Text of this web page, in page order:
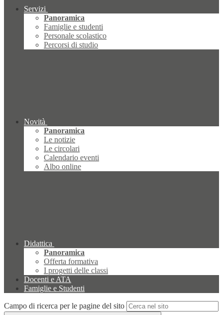
Servizi
Panoramica
Famiglie e studenti
Personale scolastico
Percorsi di studio
Novità
Panoramica
Le notizie
Le circolari
Calendario eventi
Albo online
Didattica
Panoramica
Offerta formativa
I progetti delle classi
Docenti e ATA
Famiglie e Studenti
Campo di ricerca per le pagine del sito